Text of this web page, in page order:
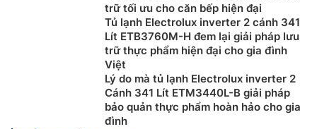
trữ tối ưu cho căn bếp hiện đại
Tủ lạnh Electrolux inverter 2 cánh 341
Lít ETB3760M-H đem lại giải pháp lưu
trữ thực phẩm hiện đại cho gia đình
Việt
Lý do mà tủ lạnh Electrolux inverter 2
Cánh 341 Lít ETM3440L-B giải pháp
bảo quản thực phẩm hoàn hảo cho gia
đình